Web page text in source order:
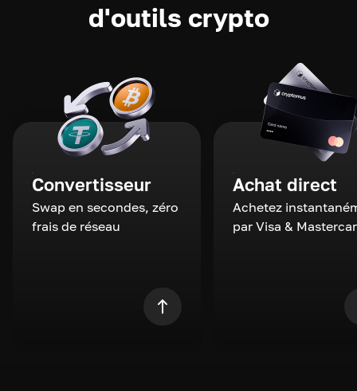
d'outils crypto
Convertisseur
Swap en secondes, zéro
frais de réseau
Achat direct
Achetez
par Visa &